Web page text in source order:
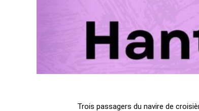
Trois passagers du navire de